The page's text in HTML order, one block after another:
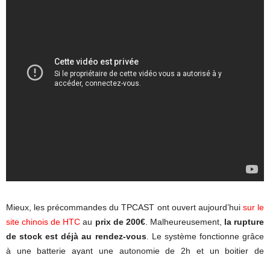
Mieux, les précommandes du TPCAST ont ouvert aujourd’hui sur le
site chinois de HTC au prix de 200€. Malheureusement, la rupture
de stock est déjà au rendez-vous. Le système fonctionne grâce
à une batterie ayant une autonomie de 2h et un boitier de